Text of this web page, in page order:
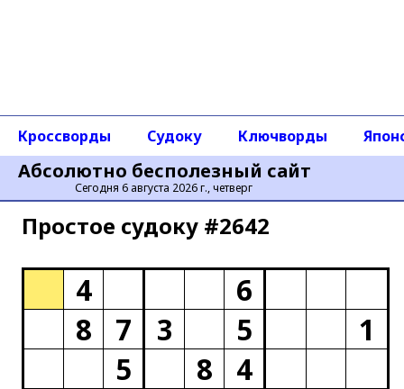
Абсолютно бесполезный сайт
Сегодня 6 августа 2026 г., четверг
Кроссворды Судоку Ключворды
Простое cудоку #2642
4
6
8
7 3 5
1
5
8
4